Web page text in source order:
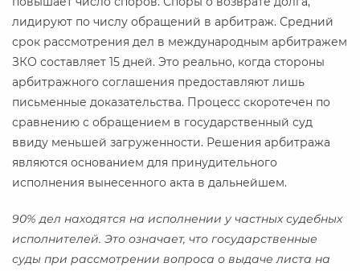
лидируют по числу обращений в арбитраж. Средний
срок рассмотрения дел в международным арбитражем
ЗКО составляет 15 дней. Это реально, когда стороны
арбитражного соглашения предоставляют лишь
письменные доказательства. Процесс скоротечен по
сравнению с обращением в государственный суд
ввиду меньшей загруженности. Решения арбитража
являются основанием для принудительного
исполнения вынесенного акта в дальнейшем.
90% дел находятся на исполнении у частных судебных
исполнителей. Это означает, что государственные
суды при рассмотрении вопроса о выдаче листа на